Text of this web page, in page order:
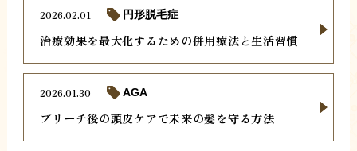
治療効果を最大化するための併用療法と生活習慣
2026.02.01 円形脱毛症
ブリーチ後の頭皮ケアで未来の髪を守る方法
2026.01.30 AGA